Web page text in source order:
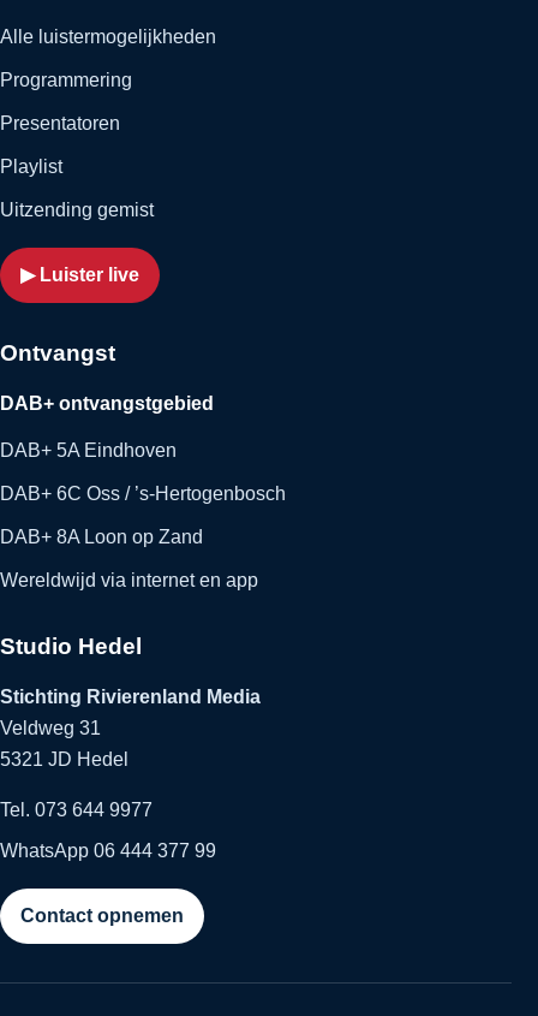
Alle luistermogelijkheden
Programmering
Presentatoren
Playlist
Uitzending gemist
▶ Luister live
Ontvangst
DAB+ ontvangstgebied
DAB+ 5A Eindhoven
DAB+ 6C Oss / ’s-Hertogenbosch
DAB+ 8A Loon op Zand
Wereldwijd via internet en app
Studio Hedel
Stichting Rivierenland Media
Veldweg 31
5321 JD Hedel
Tel. 073 644 9977
WhatsApp 06 444 377 99
Contact opnemen